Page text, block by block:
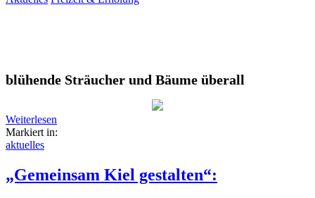
blühende Sträucher und Bäume überall
Weiterlesen
Markiert in:
aktuelles
„Gemeinsam Kiel gestalten“: